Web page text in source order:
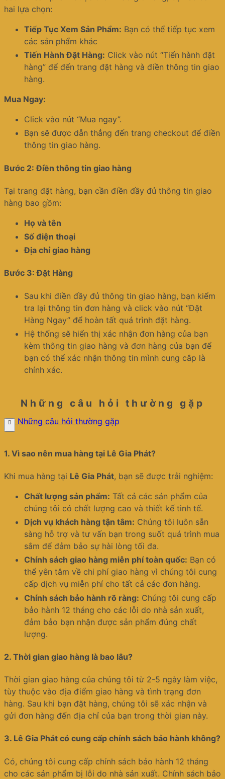
hai lựa chọn:
Tiếp Tục Xem Sản Phẩm: Bạn có thể tiếp tục xem
các sản phẩm khác
Tiến Hành Đặt Hàng: Click vào nút “Tiến hành đặt
hàng” để đến trang đặt hàng và điền thông tin giao
hàng.
Mua Ngay:
Click vào nút “Mua ngay”.
Bạn sẽ được dẫn thẳng đến trang checkout để điền
thông tin giao hàng.
Bước 2: Điền thông tin giao hàng
Tại trang đặt hàng, bạn cần điền đầy đủ thông tin giao
hàng bao gồm:
Họ và tên
Số điện thoại
Địa chỉ giao hàng
Bước 3: Đặt Hàng
Sau khi điền đầy đủ thông tin giao hàng, bạn kiểm
tra lại thông tin đơn hàng và click vào nút “Đặt
Hàng Ngay” để hoàn tất quá trình đặt hàng.
Hệ thống sẽ hiển thị xác nhận đơn hàng của bạn
kèm thông tin giao hàng và đơn hàng của bạn để
bạn có thể xác nhận thông tin mình cung câp là
chính xác.
Những câu hỏi thường gặp
Những câu hỏi thường gặp
1. Vì sao nên mua hàng tại Lê Gia Phát?
Khi mua hàng tại Lê Gia Phát, bạn sẽ được trải nghiệm:
Chất lượng sản phẩm: Tất cả các sản phẩm của
chúng tôi có chất lượng cao và thiết kế tinh tế.
Dịch vụ khách hàng tận tâm: Chúng tôi luôn sẵn
sàng hỗ trợ và tư vấn bạn trong suốt quá trình mua
sắm để đảm bảo sự hài lòng tối đa.
Chính sách giao hàng miễn phí toàn quốc: Bạn có
thể yên tâm về chi phí giao hàng vì chúng tôi cung
cấp dịch vụ miễn phí cho tất cả các đơn hàng.
Chính sách bảo hành rõ ràng: Chúng tôi cung cấp
bảo hành 12 tháng cho các lỗi do nhà sản xuất,
đảm bảo bạn nhận được sản phẩm đúng chất
lượng.
2. Thời gian giao hàng là bao lâu?
Thời gian giao hàng của chúng tôi từ 2-5 ngày làm việc,
tùy thuộc vào địa điểm giao hàng và tình trạng đơn
hàng. Sau khi bạn đặt hàng, chúng tôi sẽ xác nhận và
gửi đơn hàng đến địa chỉ của bạn trong thời gian này.
3. Lê Gia Phát có cung cấp chính sách bảo hành không?
Có, chúng tôi cung cấp chính sách bảo hành 12 tháng
cho các sản phẩm bị lỗi do nhà sản xuất. Chính sách bảo